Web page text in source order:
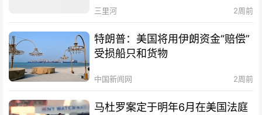
三里河 2周前
特朗普：美国将用伊朗资金“赔偿”
受损船只和货物
中国新闻网 2周前
马杜罗案定于明年6月在美国法庭